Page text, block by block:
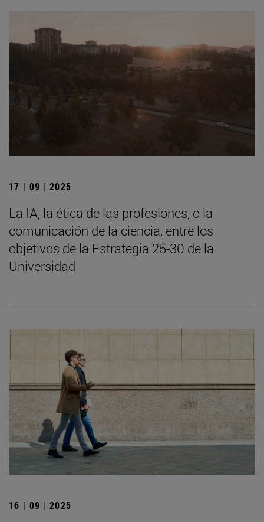
17 | 09 | 2025
La IA, la ética de las profesiones, o la
comunicación de la ciencia, entre los
objetivos de la Estrategia 25-30 de la
Universidad
16 | 09 | 2025